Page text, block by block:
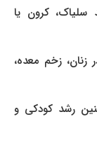
کرون یا
زخم معده،
رشد کودکی و